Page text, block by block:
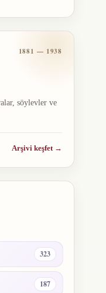
1881 — 1938
söylevler ve
Arşivi keşfet →
323
187